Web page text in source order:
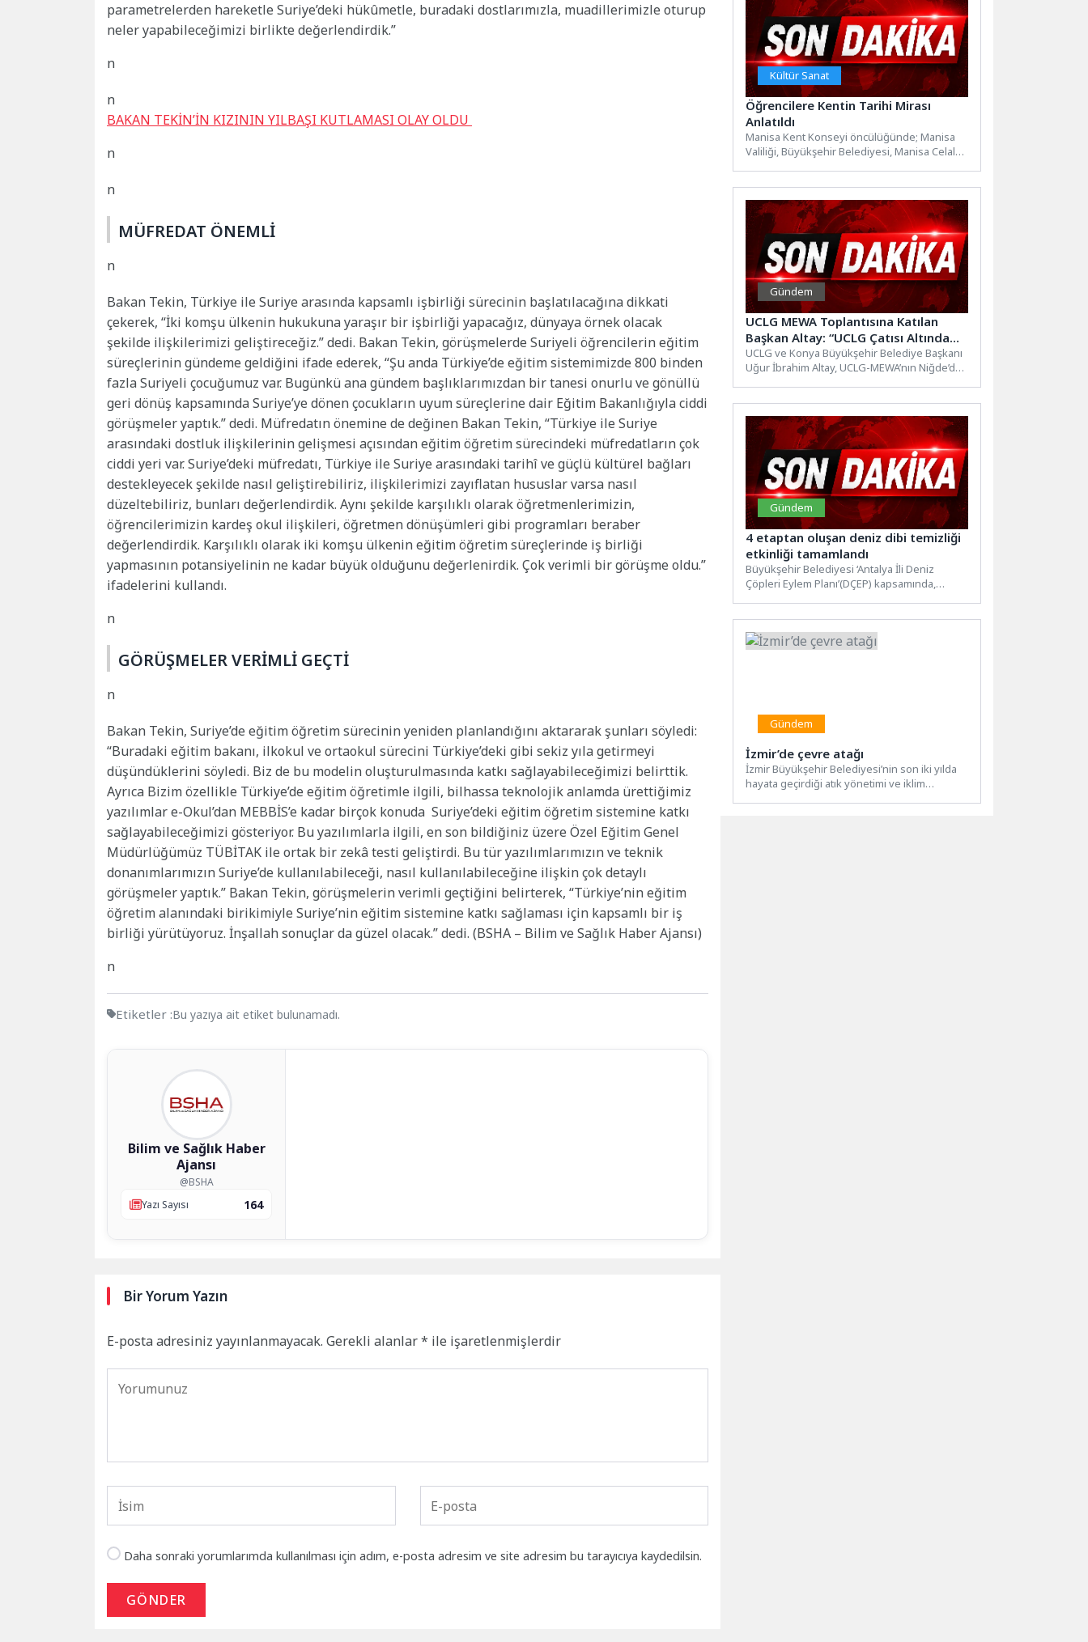
parametrelerden hareketle Suriye’deki hükûmetle, buradaki dostlarımızla, muadillerimizle oturup
neler yapabileceğimizi birlikte değerlendirdik.”
n
n
BAKAN TEKİN’İN KIZININ YILBAŞI KUTLAMASI OLAY OLDU
n
n
MÜFREDAT ÖNEMLİ
n
Bakan Tekin, Türkiye ile Suriye arasında kapsamlı işbirliği sürecinin başlatılacağına dikkati
çekerek, “İki komşu ülkenin hukukuna yaraşır bir işbirliği yapacağız, dünyaya örnek olacak
şekilde ilişkilerimizi geliştireceğiz.” dedi. Bakan Tekin, görüşmelerde Suriyeli öğrencilerin eğitim
süreçlerinin gündeme geldiğini ifade ederek, “Şu anda Türkiye’de eğitim sistemimizde 800 binden
fazla Suriyeli çocuğumuz var. Bugünkü ana gündem başlıklarımızdan bir tanesi onurlu ve gönüllü
geri dönüş kapsamında Suriye’ye dönen çocukların uyum süreçlerine dair Eğitim Bakanlığıyla ciddi
görüşmeler yaptık.” dedi. Müfredatın önemine de değinen Bakan Tekin, “Türkiye ile Suriye
arasındaki dostluk ilişkilerinin gelişmesi açısından eğitim öğretim sürecindeki müfredatların çok
ciddi yeri var. Suriye’deki müfredatı, Türkiye ile Suriye arasındaki tarihî ve güçlü kültürel bağları
destekleyecek şekilde nasıl geliştirebiliriz, ilişkilerimizi zayıflatan hususlar varsa nasıl
düzeltebiliriz, bunları değerlendirdik. Aynı şekilde karşılıklı olarak öğretmenlerimizin,
öğrencilerimizin kardeş okul ilişkileri, öğretmen dönüşümleri gibi programları beraber
değerlendirdik. Karşılıklı olarak iki komşu ülkenin eğitim öğretim süreçlerinde iş birliği
yapmasının potansiyelinin ne kadar büyük olduğunu değerlenirdik. Çok verimli bir görüşme oldu.”
ifadelerini kullandı.
n
GÖRÜŞMELER VERİMLİ GEÇTİ
n
Bakan Tekin, Suriye’de eğitim öğretim sürecinin yeniden planlandığını aktararak şunları söyledi:
“Buradaki eğitim bakanı, ilkokul ve ortaokul sürecini Türkiye’deki gibi sekiz yıla getirmeyi
düşündüklerini söyledi. Biz de bu modelin oluşturulmasında katkı sağlayabileceğimizi belirttik.
Ayrıca Bizim özellikle Türkiye’de eğitim öğretimle ilgili, bilhassa teknolojik anlamda ürettiğimiz
yazılımlar e-Okul’dan MEBBİS’e kadar birçok konuda Suriye’deki eğitim öğretim sistemine katkı
sağlayabileceğimizi gösteriyor. Bu yazılımlarla ilgili, en son bildiğiniz üzere Özel Eğitim Genel
Müdürlüğümüz TÜBİTAK ile ortak bir zekâ testi geliştirdi. Bu tür yazılımlarımızın ve teknik
donanımlarımızın Suriye’de kullanılabileceği, nasıl kullanılabileceğine ilişkin çok detaylı
görüşmeler yaptık.” Bakan Tekin, görüşmelerin verimli geçtiğini belirterek, “Türkiye’nin eğitim
öğretim alanındaki birikimiyle Suriye’nin eğitim sistemine katkı sağlaması için kapsamlı bir iş
birliği yürütüyoruz. İnşallah sonuçlar da güzel olacak.” dedi. (BSHA – Bilim ve Sağlık Haber Ajansı)
n
Etiketler :Bu yazıya ait etiket bulunamadı.
Bilim ve Sağlık Haber
Ajansı
@BSHA
Yazı Sayısı
164
Bir Yorum Yazın
E-posta adresiniz yayınlanmayacak. Gerekli alanlar* ile işaretlenmişlerdir
Daha sonraki yorumlarımda kullanılması için adım, e-posta adresim ve site adresim bu tarayıcıya kaydedilsin.
GÖNDER
Kültür Sanat
Öğrencilere Kentin Tarihi Mirası
Anlatıldı
Manisa Kent Konseyi öncülüğünde; Manisa
Valiliği, Büyükşehir Belediyesi, Manisa Celal
Gündem
UCLG MEWA Toplantısına Katılan
Başkan Altay: “UCLG Çatısı Altında
Krizlere Karşı Daha Koordineli, Daha
Hızlı ve Daha Etkili Mekanizmalar
Geliştirmeliyiz”
UCLG ve Konya Büyükşehir Belediye Başkanı
Uğur İbrahim Altay, UCLG-MEWA’nın Niğde’de
Gündem
4 etaptan oluşan deniz dibi temizliği
etkinliği tamamlandı
Büyükşehir Belediyesi ‘Antalya İli Deniz
Çöpleri Eylem Planı’(DÇEP) kapsamında,
Gündem
İzmir’de çevre atağı
İzmir Büyükşehir Belediyesi’nin son iki yılda
hayata geçirdiği atık yönetimi ve iklim